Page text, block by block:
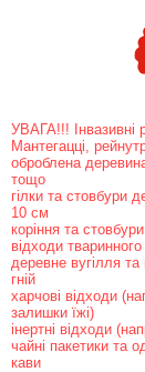
УВАГА!!! Інвазивні
Мантегацці,
оброблена
тощо
гілки та стовбури
10 см
коріння та
відходи
деревне вугілля та
гній
харчові відходи
залишки їжі)
інертні відходи
чайні пакетики та
кави